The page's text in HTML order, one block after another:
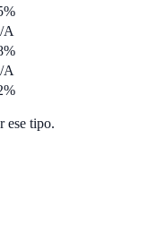
A
A
ese tipo.